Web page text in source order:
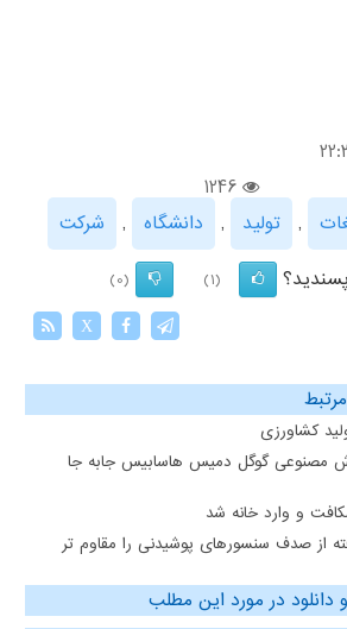
1246
, تولید , دانشگاه ,
شركت
(1)
(0)
X
کشاورزی
مصنوعی گوگل دمیس هاسابیس جابه جا
و وارد خانه شد
از صدف سنسورهای پوشیدنی را مقاوم تر
دانلود در مورد این مطلب